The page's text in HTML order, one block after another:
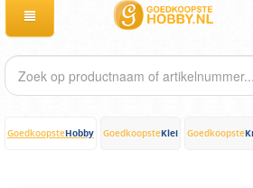
GoedkoopsteHobby GoedkoopsteKlei Goedkoopste